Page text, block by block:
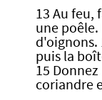
13 Au feu,
une poêle.
d'oignons.
puis la
15
coriandre